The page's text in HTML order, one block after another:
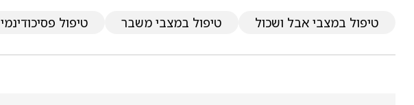
טיפול במצבי אבל ושכול טיפול במצבי משבר טיפול פסיכודינמי